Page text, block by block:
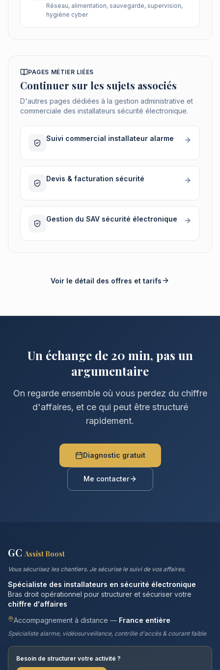
Réseau, alimentation, sauvegarde, supervision,
hygiène cyber
PAGES MÉTIER LIÉES
Continuer sur les sujets associés
D'autres pages dédiées à la gestion administrative et
commerciale des installateurs sécurité électronique.
Suivi commercial installateur alarme
Devis & facturation sécurité
Gestion du SAV sécurité électronique
Voir le détail des offres et tarifs
Un échange de 20 min, pas un
argumentaire
On regarde ensemble où vous perdez du chiffre
d'affaires, et ce qui peut être structuré
rapidement.
Diagnostic gratuit
Me contacter
GC Assist Boost
Vous sécurisez les chantiers. Je sécurise le suivi de vos affaires.
Spécialiste des installateurs en sécurité électronique
Bras droit opérationnel pour structurer et sécuriser votre
chiffre d'affaires
Accompagnement à distance — France entière
Spécialiste alarme, vidéosurveillance, contrôle d'accès & courant faible
Besoin de structurer votre activité ?